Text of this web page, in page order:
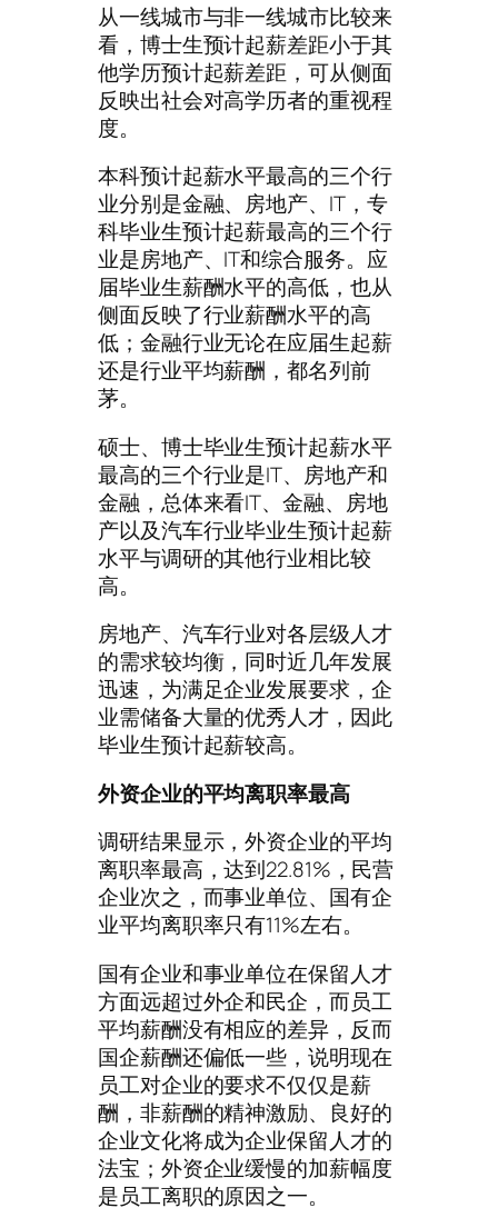
从一线城市与非一线城市比较来
看，博士生预计起薪差距小于其
他学历预计起薪差距，可从侧面
反映出社会对高学历者的重视程
度。
本科预计起薪水平最高的三个行
业分别是金融、房地产、IT，专
科毕业生预计起薪最高的三个行
业是房地产、IT和综合服务。应
届毕业生薪酬水平的高低，也从
侧面反映了行业薪酬水平的高
低；金融行业无论在应届生起薪
还是行业平均薪酬，都名列前
茅。
硕士、博士毕业生预计起薪水平
最高的三个行业是IT、房地产和
金融，总体来看IT、金融、房地
产以及汽车行业毕业生预计起薪
水平与调研的其他行业相比较
高。
房地产、汽车行业对各层级人才
的需求较均衡，同时近几年发展
迅速，为满足企业发展要求，企
业需储备大量的优秀人才，因此
毕业生预计起薪较高。
外资企业的平均离职率最高
调研结果显示，外资企业的平均
离职率最高，达到22.81%，民营
企业次之，而事业单位、国有企
业平均离职率只有11%左右。
国有企业和事业单位在保留人才
方面远超过外企和民企，而员工
平均薪酬没有相应的差异，反而
国企薪酬还偏低一些，说明现在
员工对企业的要求不仅仅是薪
酬，非薪酬的精神激励、良好的
企业文化将成为企业保留人才的
法宝；外资企业缓慢的加薪幅度
是员工离职的原因之一。